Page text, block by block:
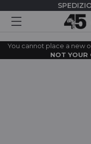
You cannot place a new
NOT YOUR